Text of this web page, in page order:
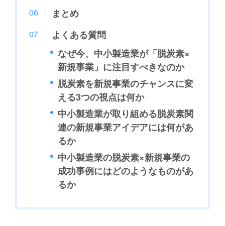
まとめ
よくある質問
なぜ今、中小製造業が「脱炭素×
新規事業」に注目すべきなのか
脱炭素を新規事業のチャンスに変
える3つの視点は何か
中小製造業が取り組める脱炭素関
連の新規事業アイデアには何があ
るか
中小製造業の脱炭素×新規事業の
成功事例にはどのようなものがあ
るか